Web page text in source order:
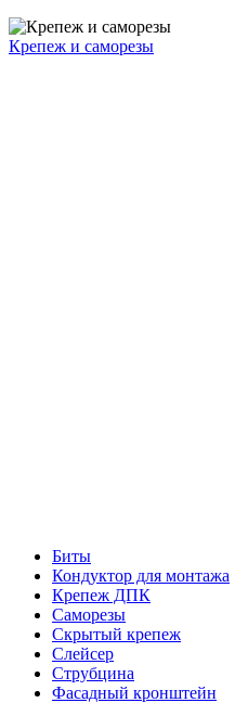
Крепеж и саморезы
Биты
Кондуктор для монтажа
Крепеж ДПК
Саморезы
Скрытый крепеж
Слейсер
Струбцина
Фасадный кронштейн